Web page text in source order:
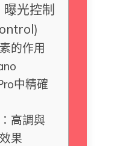
曝光控制
的作用
中精確
高調與
果